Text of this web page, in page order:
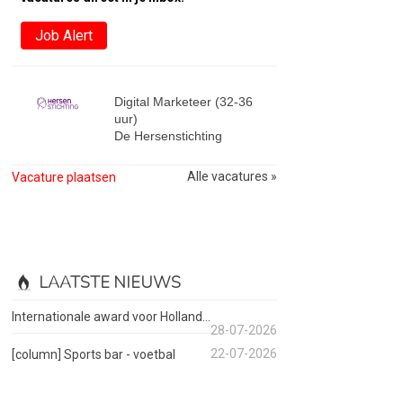
Job Alert
Digital Marketeer (32-36
uur)
De Hersenstichting
Vacature plaatsen Alle vacatures »
LAATSTE NIEUWS
Internationale award voor Holland...
28-07-2026
[column] Sports bar - voetbal
22-07-2026